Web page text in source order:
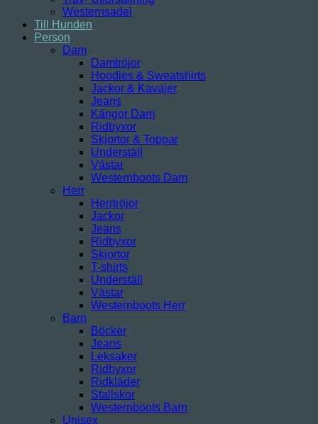
Westernsadel
Till Hunden
Person
Dam
Damtröjor
Hoodies & Sweatshirts
Jackor & Kavajer
Jeans
Kängor Dam
Ridbyxor
Skjortor & Toppar
Underställ
Västar
Westernboots Dam
Herr
Herrtröjor
Jackor
Jeans
Ridbyxor
Skjortor
T-shirts
Underställ
Västar
Westernboots Herr
Barn
Böcker
Jeans
Leksaker
Ridbyxor
Ridkläder
Stallskor
Westernboots Barn
Unisex